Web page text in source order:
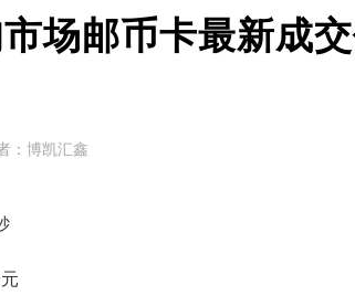
钱币
场邮币卡最新成
：博凯汇鑫